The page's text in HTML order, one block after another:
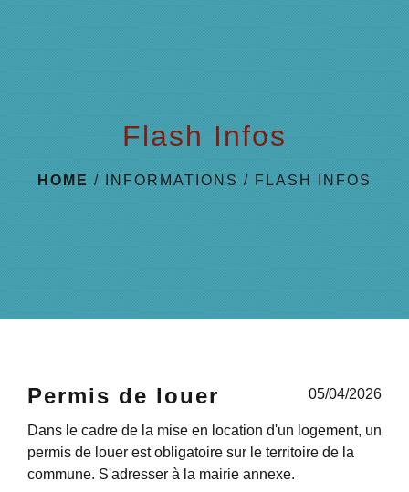
Flash Infos
HOME / INFORMATIONS / FLASH INFOS
Permis de louer 05/04/2026
Dans le cadre de la mise en location d'un logement, un
permis de louer est obligatoire sur le territoire de la
commune. S'adresser à la mairie annexe.